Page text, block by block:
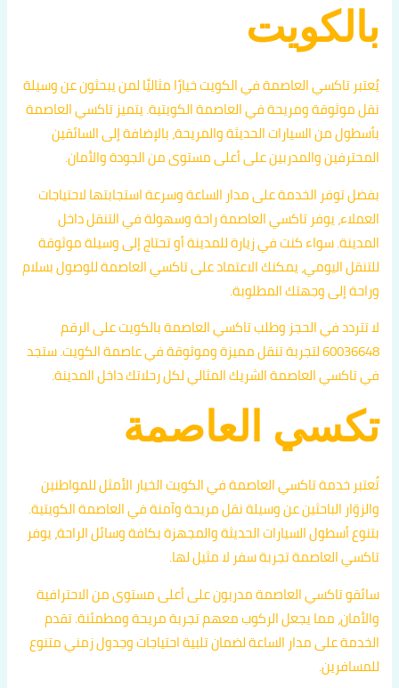
بالكويت
يُعتبر تاكسي العاصمة في الكويت خيارًا مثاليًا لمن يبحثون عن وسيلة
نقل موثوقة ومريحة في العاصمة الكويتية. يتميز تاكسي العاصمة
بأسطول من السيارات الحديثة والمريحة، بالإضافة إلى السائقين
المحترفين والمدربين على أعلى مستوى من الجودة والأمان.
بفضل توفر الخدمة على مدار الساعة وسرعة استجابتها لاحتياجات
العملاء، يوفر تاكسي العاصمة راحة وسهولة في التنقل داخل
المدينة. سواء كنت في زيارة للمدينة أو تحتاج إلى وسيلة موثوقة
للتنقل اليومي، يمكنك الاعتماد على تاكسي العاصمة للوصول بسلام
وراحة إلى وجهتك المطلوبة.
لا تتردد في الحجز وطلب تاكسي العاصمة بالكويت على الرقم
60036648 لتجربة تنقل مميزة وموثوقة في عاصمة الكويت. ستجد
في تاكسي العاصمة الشريك المثالي لكل رحلاتك داخل المدينة.
تكسي العاصمة
تُعتبر خدمة تاكسي العاصمة في الكويت الخيار الأمثل للمواطنين
والزوّار الباحثين عن وسيلة نقل مريحة وآمنة في العاصمة الكويتية.
بتنوع أسطول السيارات الحديثة والمجهزة بكافة وسائل الراحة، يوفر
تاكسي العاصمة تجربة سفر لا مثيل لها.
سائقو تاكسي العاصمة مدربون على أعلى مستوى من الاحترافية
والأمان، مما يجعل الركوب معهم تجربة مريحة ومطمئنة. تقدم
الخدمة على مدار الساعة لضمان تلبية احتياجات وجدول زمني متنوع
للمسافرين.